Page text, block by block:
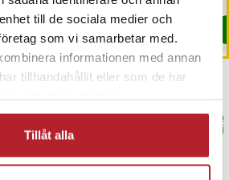
till de sociala medier och
som vi samarbetar med.
informationen med annan
tillhandahållit eller som de har
Tillåt alla
Köp